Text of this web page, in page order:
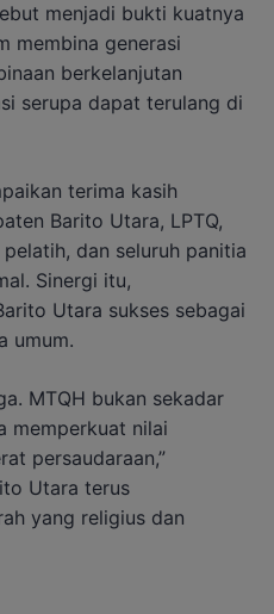
menjadi bukti kuatnya
membina generasi
berkelanjutan
serupa dapat terulang di
terima kasih
Barito Utara, LPTQ,
dan seluruh panitia
Sinergi itu,
Utara sukses sebagai
umum.
MTQH bukan sekadar
memperkuat nilai
persaudaraan,”
Utara terus
yang religius dan